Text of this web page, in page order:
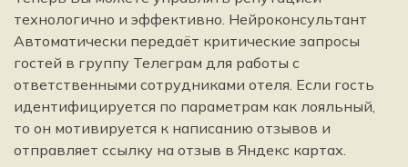
технологично и эффективно. Нейроконсультант
Автоматически передаёт критические запросы
гостей в группу Телеграм для работы с
ответственными сотрудниками отеля. Если гость
идентифицируется по параметрам как лояльный,
то он мотивируется к написанию отзывов и
отправляет ссылку на отзыв в Яндекс картах.